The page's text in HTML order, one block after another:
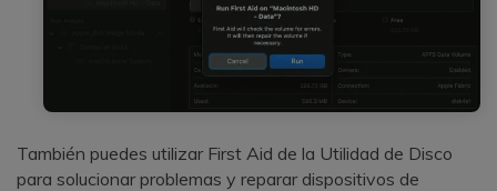
También puedes utilizar First Aid de la Utilidad de Disco
para solucionar problemas y reparar dispositivos de